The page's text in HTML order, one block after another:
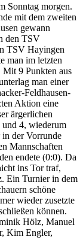
Sonntag morgen.
mit dem zweiten
gewann
den TSV
TSV Hayingen
man im letzten
9 Punkten aus
man einer
Feldhausen-
Aktion eine
ärgerlichen
und 4, wiederum
der Vorrunde
Mannschaften
endete (0:0). Da
ins Tor traf,
Ein Turnier in dem
schöne
wieder zusetzte
können.
Hölz, Manuel
Kim Engler,